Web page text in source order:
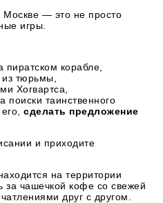
Москве — это не просто
игры.
пиратском корабле,
тюрьмы,
Хогвартса,
поиски таинственного
сделать предложение
и приходите
на территории
за чашечкой кофе со свежей
друг с другом.